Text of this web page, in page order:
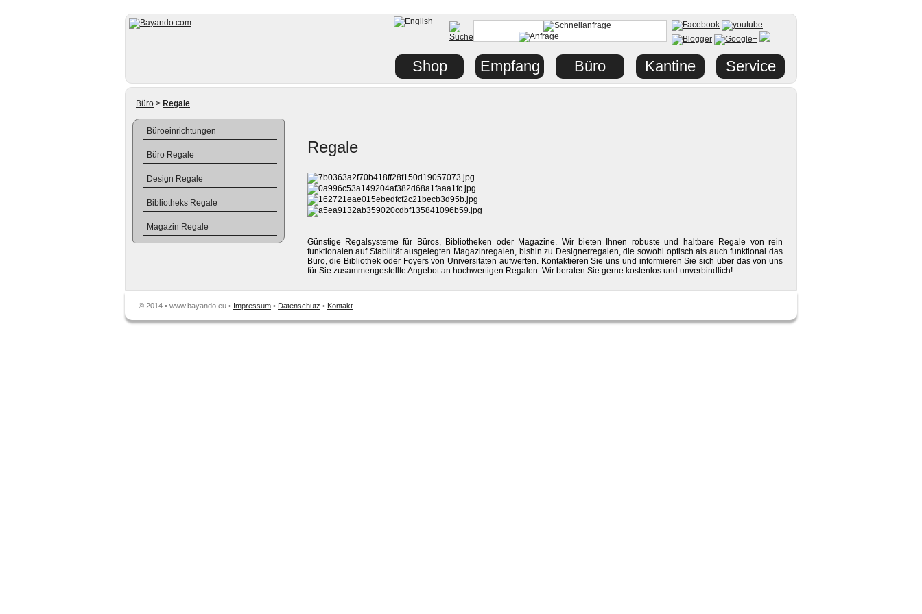
Büro > Regale
Regale
Günstige Regalsysteme für Büros, Bibliotheken oder Magazine. Wir bieten Ihnen robuste und haltbare Regale von rein
funktionalen auf Stabilität ausgelegten Magazinregalen, bishin zu Designerregalen, die sowohl optisch als auch funktional das
Büro, die Bibliothek oder Foyers von Universitäten aufwerten. Kontaktieren Sie uns und informieren Sie sich über das von uns
für Sie zusammengestellte Angebot an hochwertigen Regalen. Wir beraten Sie gerne kostenlos und unverbindlich!
Büroeinrichtungen
Büro Regale
Design Regale
Bibliotheks Regale
Magazin Regale
Shop Empfang Büro Kantine Service
© 2014 • www.bayando.eu • Impressum • Datenschutz • Kontakt